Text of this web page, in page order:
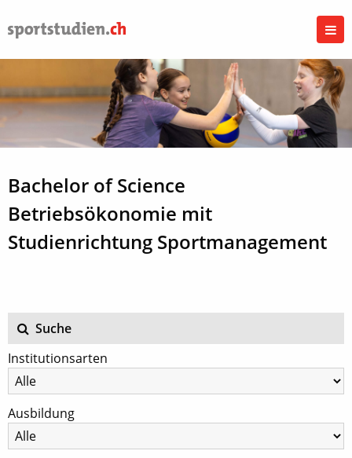
Bachelor of Science
Betriebsökonomie mit
Studienrichtung Sportmanagement
Suche
Institutionsarten
Ausbildung